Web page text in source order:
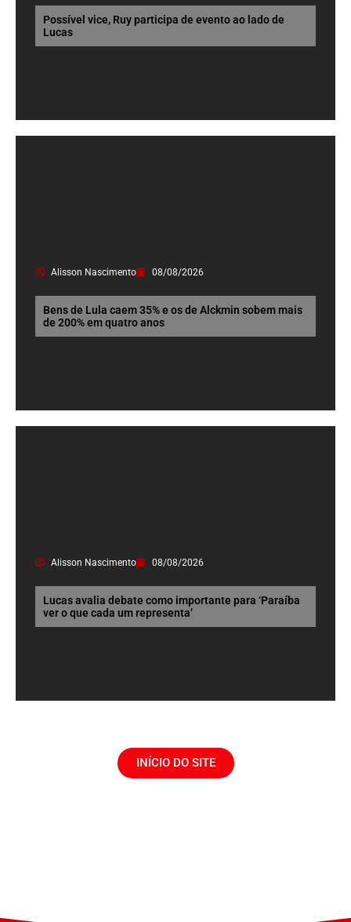
Possível vice, Ruy participa de evento ao lado de
Lucas
Alisson Nascimento 08/08/2026
Bens de Lula caem 35% e os de Alckmin sobem mais
de 200% em quatro anos
Alisson Nascimento 08/08/2026
Lucas avalia debate como importante para ‘Paraíba
ver o que cada um representa’
INÍCIO DO SITE